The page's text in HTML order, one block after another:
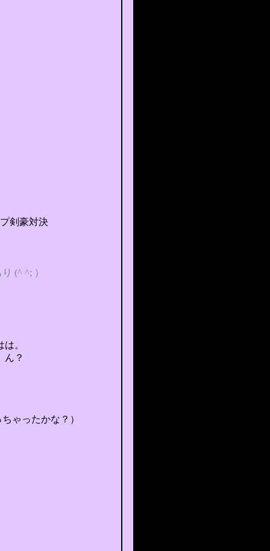
剣豪対決
(^ ^; ）
。
ん？
な？）